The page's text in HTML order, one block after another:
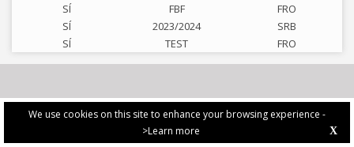
We use cookies on this site to enhance your browsing experience -
>Learn more
X
SÍ
FBF
FRO
SÍ
2023/2024
SRB
SÍ
TEST FRO